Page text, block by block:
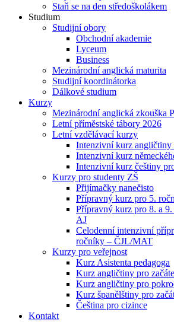
Staň se na den středoškolákem
Studium
Studijní obory
Obchodní akademie
Lyceum
Business
Mezinárodní anglická maturita
Studijní koordinátorka
Dálkové studium
Kurzy
Mezinárodní anglická zkouška
Letní příměstské tábory 2026
Letní vzdělávací kurzy
Intenzivní kurz
Intenzivní kurz
Intenzivní kurz češtiny
Kurzy pro studenty ZŠ
Přijímačky nanečisto
Přípravný kurz pro 5.
Přípravný kurz pro 8. a
AJ
Celodenní intenzivní
ročníky – ČJL/MAT
Kurzy pro veřejnost
Kurz Asistenta pedagoga
Kurz angličtiny pro
Kurz angličtiny pro
Kurz španělštiny pro
Čeština pro cizince
Kontakt